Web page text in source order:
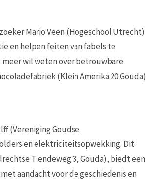
Mario Veen (Hogeschool Utrecht)
en helpen feiten van fabels te
wil weten over betrouwbare
(Klein Amerika 20 Gouda)
(Vereniging Goudse
en elektriciteitsopwekking. Dit
Tiendeweg 3, Gouda), biedt een
aandacht voor de geschiedenis en